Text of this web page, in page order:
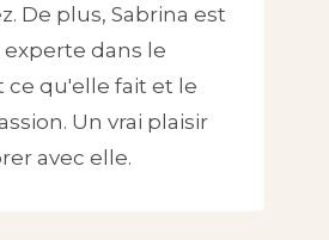
De plus, Sabrina est
dans le
ce qu'elle fait et le
Un vrai plaisir
avec elle.